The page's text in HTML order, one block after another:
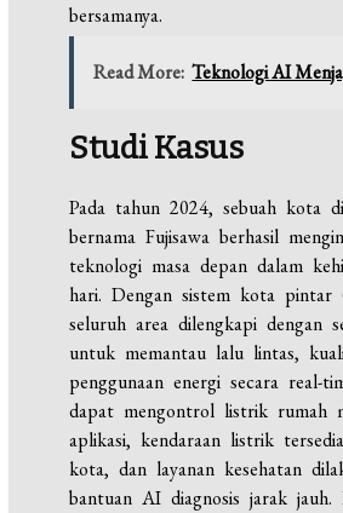
bersamanya.
Read More: Teknologi AI
Studi Kasus
Pada tahun 2024, sebuah kota
bernama Fujisawa berhasil
teknologi masa depan dalam
hari. Dengan sistem kota pintar
seluruh area dilengkapi dengan
untuk memantau lalu lintas,
penggunaan energi secara real-
dapat mengontrol listrik rumah
aplikasi, kendaraan listrik
kota, dan layanan kesehatan
bantuan AI diagnosis jarak jauh.